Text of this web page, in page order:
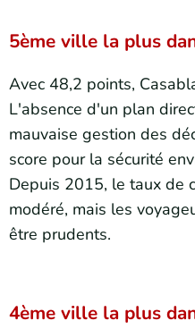
5ème ville la plus
Avec 48,2 points,
L'absence d'un plan
mauvaise gestion des
score pour la sécurité
Depuis 2015, le taux de
modéré, mais les
être prudents.
4ème ville la plus